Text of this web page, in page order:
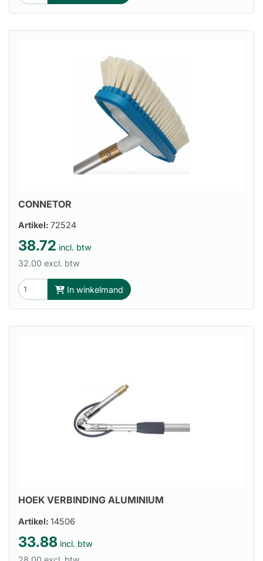
CONNETOR
Artikel: 72524
38.72 incl. btw
32.00 excl. btw
In winkelmand
HOEK VERBINDING ALUMINIUM
Artikel: 14506
33.88 incl. btw